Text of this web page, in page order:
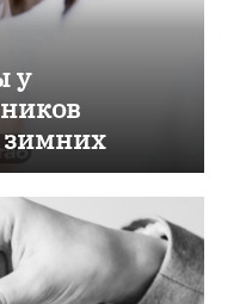
у
зимних